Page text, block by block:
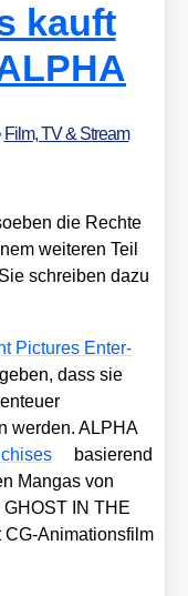
kauft
Film, TV & Stream
die Rech­te
wei­te­ren Teil
schrei­ben dazu
Pic­tures Enter­
dass sie
wer­den. ALPHA
basie­rend
Man­gas von
IN THE
CG-Ani­ma­ti­ons­film